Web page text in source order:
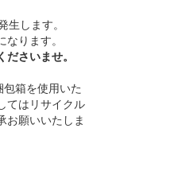
します。
ります。
ださいませ。
箱を使用いた
てはリサイクル
お願いいたしま